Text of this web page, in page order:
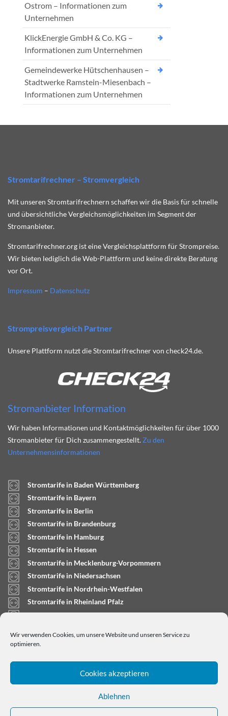
Wir verwenden Cookies, um unsere Website und unseren Service zu
optimieren.
Cookies akzeptieren
Ablehnen
Ostrom – Informationen zum
Unternehmen
KlickEnergie GmbH & Co. KG –
Informationen zum Unternehmen
Gemeindewerke Hütschenhausen –
Stadtwerke Ramstein-Miesenbach –
Informationen zum Unternehmen
Stromtarifrechner – Stromvergleich
Mit unseren Stromtarifrechnern schaffen wir die Basis für schnelle
und übersichtliche Vergleichsmöglichkeiten im Segment der
Stromanbieter.
Stromtarifrechner.org ist eine Vergleichsplattform für Strompreise.
Wir bieten lediglich die Web-Plattform und keine direkte Beratung
vor Ort.
Impressum – Datenschutz
Strompreisvergleich Partner
Unsere Plattform nutzt die Stromtarifrechner von check24.de.
Stromanbieter Information
Wir haben Informationen und Kontaktmöglichkeiten für über 1000
Stromanbieter für Dich zusammengestellt. Zu den
Unternehmensinformationen
Stromtarife in Baden Württemberg
Stromtarife in Bayern
Stromtarife in Berlin
Stromtarife in Brandenburg
Stromtarife in Hamburg
Stromtarife in Hessen
Stromtarife in Mecklenburg-Vorpommern
Stromtarife in Niedersachsen
Stromtarife in Nordrhein-Westfalen
Stromtarife in Rheinland Pfalz
Stromtarife in Saarland
Stromtarife in Schleswig-Holstein